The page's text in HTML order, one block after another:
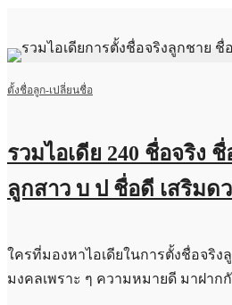
ตั้งชื่อลูก-เปลี่ยนชื่อ
รวมไอเดีย 240 ชื่อจริง
ลูกสาว บ ป ชื่อดี เสริมด
ใครที่มองหาไอเดียในการตั้งชื่อจริง
มงคลเพราะ ๆ ความหมายดี มาฝาก